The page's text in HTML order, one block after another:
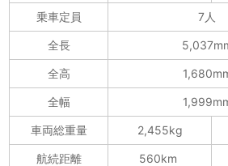
乗車定員 7人
全長
全高
全幅
車両総重量 2,455kg
航続距離 560km